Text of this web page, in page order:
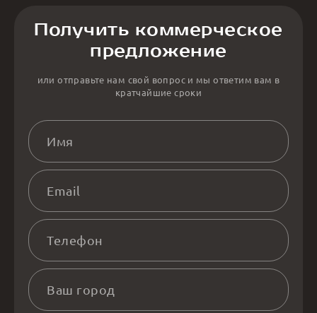
Получить коммерческое
предложение
или отправьте нам свой вопрос и мы ответим вам в
кратчайшие сроки